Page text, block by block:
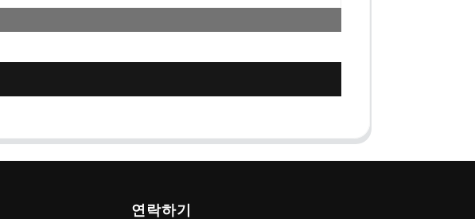
연락하기